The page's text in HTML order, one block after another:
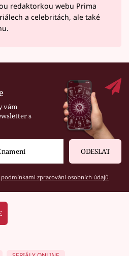
redaktorkou webu Prima
a celebritách, ale také
vám
s
ODESLAT
podmínkami zpracování osobních údajů